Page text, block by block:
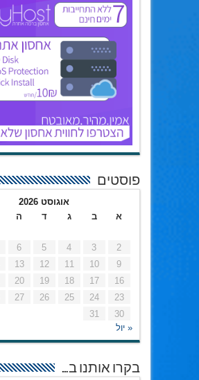
פוסטים
אוגוסט 2026
א
ב ג ד ה
2
3
4
5
6
9
10
11
12
13
16
17
18
19
20
23
24
25
26
27
30
31
« יול
בקרו אותנו ב…